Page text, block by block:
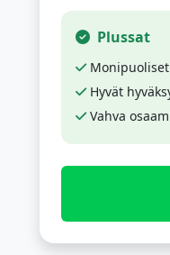
Plussat
Hyvät
Vahva